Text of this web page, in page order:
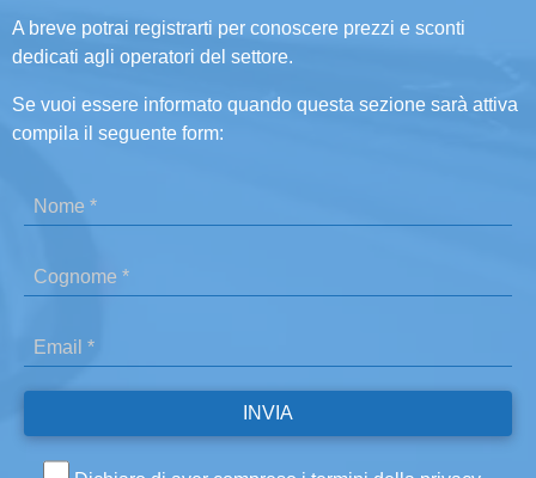
A breve potrai registrarti per conoscere prezzi e sconti
dedicati agli operatori del settore.
Se vuoi essere informato quando questa sezione sarà attiva
compila il seguente form: